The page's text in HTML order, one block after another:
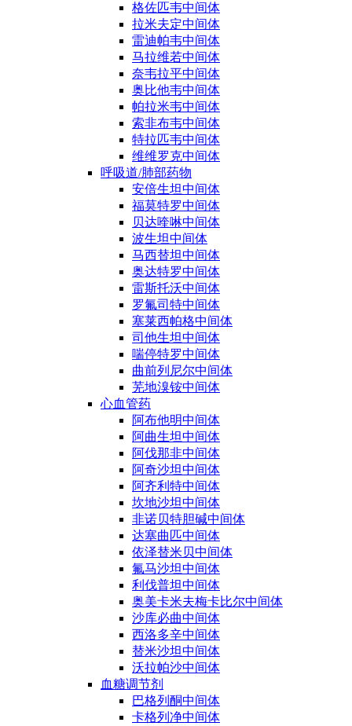
格佐匹韦中间体
拉米夫定中间体
雷迪帕韦中间体
马拉维若中间体
奈韦拉平中间体
奥比他韦中间体
帕拉米韦中间体
索非布韦中间体
特拉匹韦中间体
维维罗克中间体
呼吸道/肺部药物
安倍生坦中间体
福莫特罗中间体
贝达喹啉中间体
波生坦中间体
马西替坦中间体
奥达特罗中间体
雷斯托沃中间体
罗氟司特中间体
塞莱西帕格中间体
司他生坦中间体
喘停特罗中间体
曲前列尼尔中间体
芜地溴铵中间体
心血管药
阿布他明中间体
阿曲生坦中间体
阿伐那非中间体
阿奇沙坦中间体
阿齐利特中间体
坎地沙坦中间体
非诺贝特胆碱中间体
达塞曲匹中间体
依泽替米贝中间体
氟马沙坦中间体
利伐普坦中间体
奥美卡米夫梅卡比尔中间体
沙库必曲中间体
西洛多辛中间体
替米沙坦中间体
沃拉帕沙中间体
血糖调节剂
巴格列酮中间体
卡格列净中间体